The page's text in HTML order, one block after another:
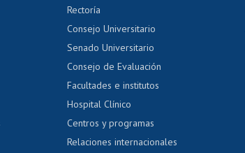
alumnos
exalumnos
Evaluación docente
Calificación académica
Postulación al AUCAI
tecnológica Tarjeta TUI
Rectoría
Consejo Universitario
Senado Universitario
Consejo de Evaluación
Facultades e institutos
Hospital Clínico
Centros y programas
Relaciones internacionales